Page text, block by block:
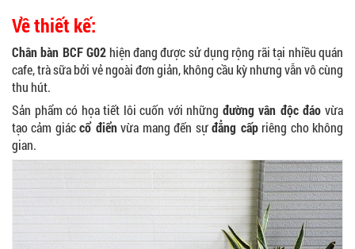
Về thiết kế:
Chân bàn BCF G02 hiện đang được sử dụng rộng rãi tại nhiều quán
cafe, trà sữa bởi vẻ ngoài đơn giản, không cầu kỳ nhưng vẫn vô cùng
thu hút.
Sản phẩm có họa tiết lôi cuốn với những đường vân độc đáo vừa
tạo cảm giáccổ điển vừa mang đến sựđẳng cấpriêng cho không
gian.